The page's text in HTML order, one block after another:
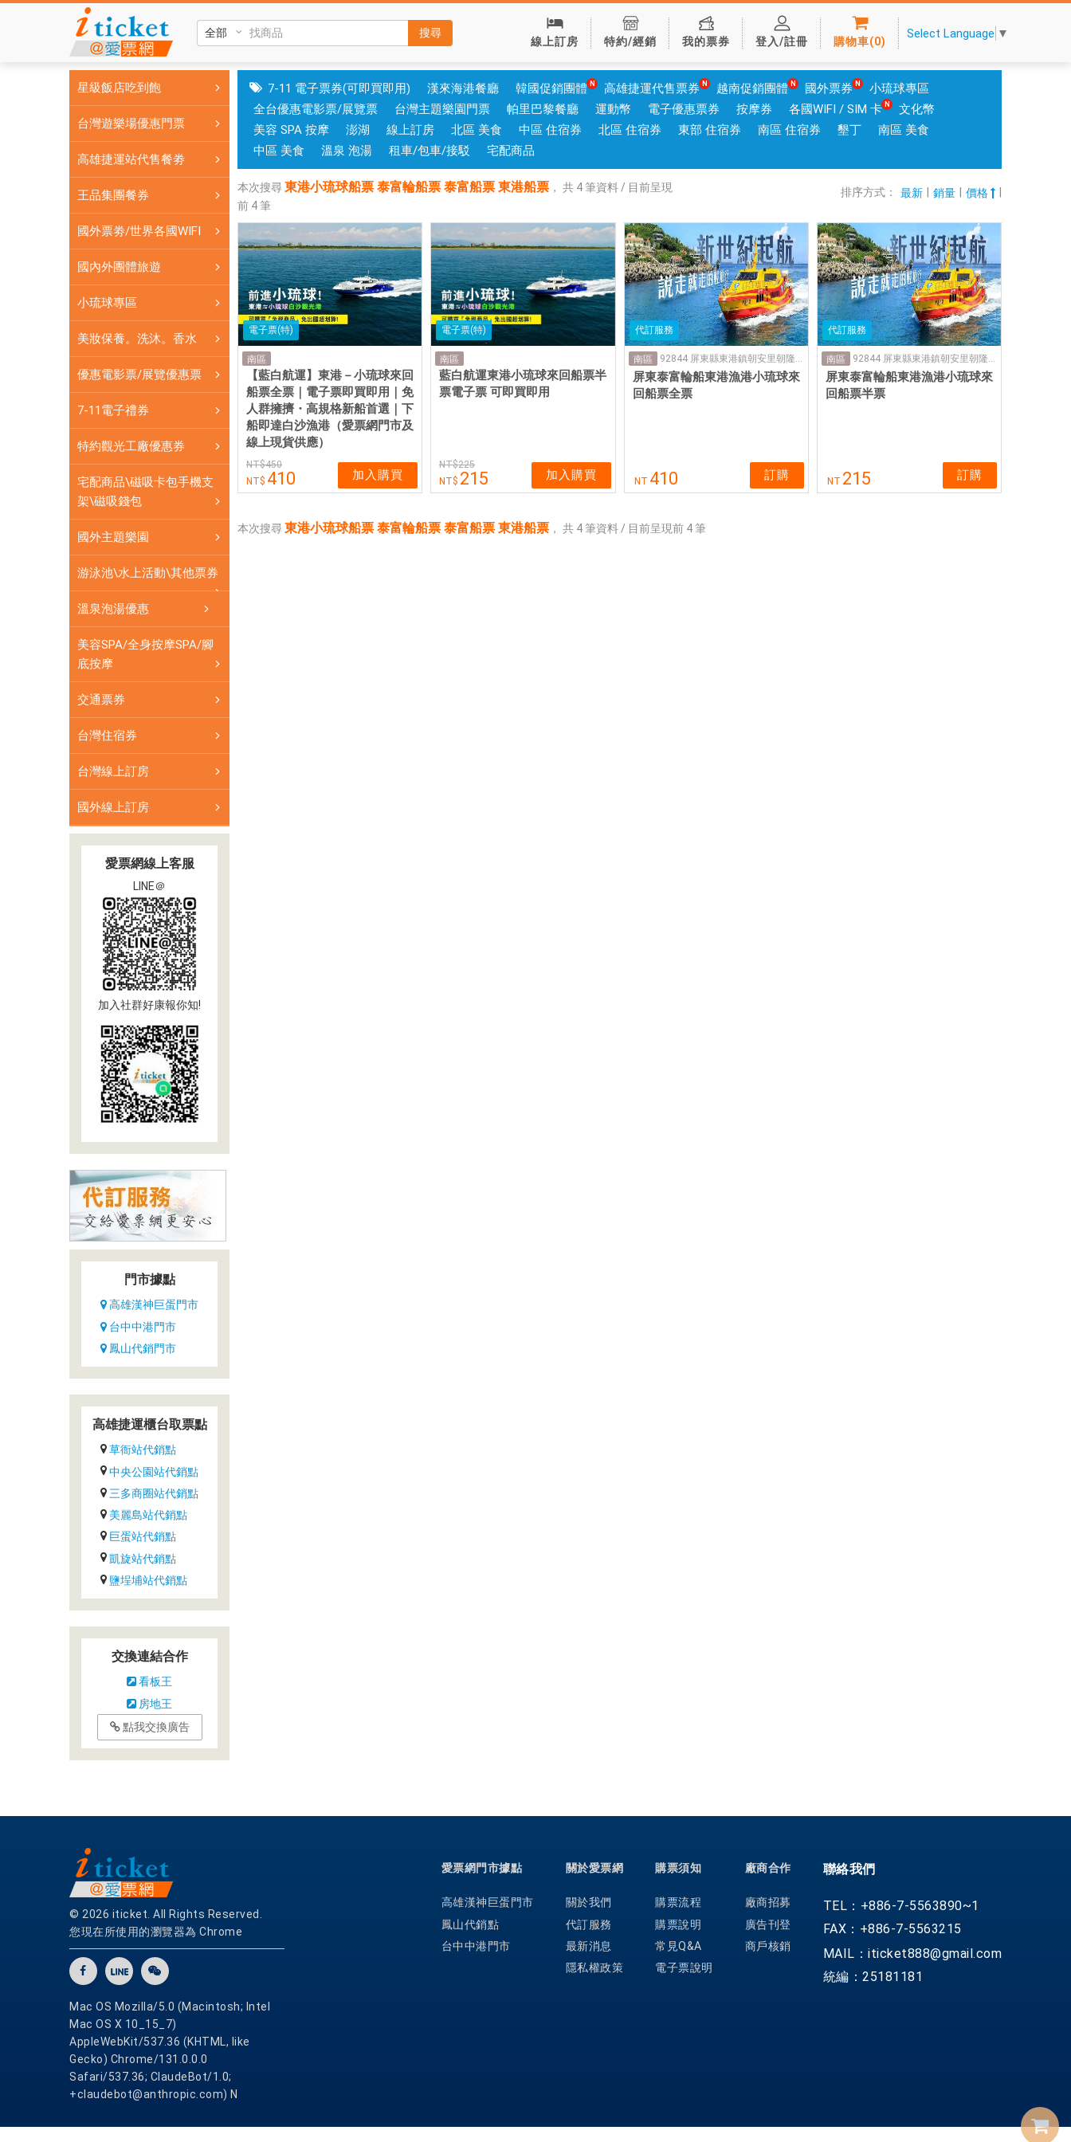
琉
票
泰
富
票
泰
船
東
港
船
票|
網
搜尋
線上訂房 特約/經銷 我的票券 登入/註冊 購物車(0)
Select Language ▼
星級飯店吃到飽
台灣遊樂場優惠門票
高雄捷運站代售餐劵
王品集團餐券
國外票劵/世界各國WIFI
國內外團體旅遊
小琉球專區
美妝保養。洗沐。香水
優惠電影票/展覽優惠票
7-11電子禮券
特約觀光工廠優惠券
宅配商品\磁吸卡包手機支
架\磁吸錢包
國外主題樂園
游泳池\水上活動\其他票券
溫泉泡湯優惠
美容SPA/全身按摩SPA/腳
底按摩
交通票券
台灣住宿券
台灣線上訂房
國外線上訂房
愛票網線上客服
LINE＠
加入社群好康報你知!
門市據點
高雄漢神巨蛋門市
台中中港門市
鳳山代銷門市
高雄捷運櫃台取票點
草衙站代銷點
中央公園站代銷點
三多商圈站代銷點
美麗島站代銷點
巨蛋站代銷點
凱旋站代銷點
鹽埕埔站代銷點
交換連結合作
看板王
房地王
點我交換廣告
7-11 電子票券(可即買即用) 漢來海港餐廳 韓國促銷團體 高雄捷運代售票券 越南促銷團體 國外票券
小琉球專區
全台優惠電影票/展覽票
台灣主題樂園門票 帕里巴黎餐廳 運動幣 電子優惠票券 按摩券 各國WIFI / SIM 卡
文化幣
美容 SPA 按摩
澎湖 線上訂房 北區 美食 中區 住宿券 北區 住宿券 東部 住宿券 南區 住宿券 墾丁
南區 美食
中區 美食
溫泉 泡湯 租車/包車/接駁 宅配商品
本次搜尋 東港小琉球船票 泰富輪船票 泰富船票 東港船票 ， 共 4 筆資料 / 目前呈現
前 4 筆
排序方式： 最新 銷量 價格
電子票(特)
南區
【藍白航運】東港－小琉球來回
船票全票｜電子票即買即用｜免
人群擁擠・高規格新船首選｜下
船即達白沙漁港（愛票網門市及
線上現貨供應）
450
410 加入購買
電子票(特)
南區
藍白航運東港小琉球來回船票半
票電子票 可即買即用
225
215 加入購買
代訂服務
南區
屏東泰富輪船東港漁港小琉球來
回船票全票
NT 410 訂購
代訂服務
南區
屏東泰富輪船東港漁港小琉球來
回船票半票
NT 215 訂購
本次搜尋 東港小琉球船票 泰富輪船票 泰富船票 東港船票 ， 共 4 筆資料 / 目前呈現前 4 筆
© 2026 iticket. All Rights Reserved.
您現在所使用的瀏覽器為 Chrome
Mac OS Mozilla/5.0 (Macintosh; Intel
Mac OS X 10_15_7)
AppleWebKit/537.36 (KHTML, like
Gecko) Chrome/131.0.0.0
Safari/537.36; ClaudeBot/1.0;
+claudebot@anthropic.com) N
聯絡我們
TEL：+886-7-5563890~1
FAX：+886-7-5563215
MAIL：iticket888@gmail.com
統編：25181181
廠商合作
廠商招募
廣告刊登
商戶核銷
購票須知
購票流程
購票說明
常見Q&A
電子票說明
關於愛票網
關於我們
代訂服務
最新消息
隱私權政策
愛票網門市據點
高雄漢神巨蛋門市
鳳山代銷點
台中中港門市